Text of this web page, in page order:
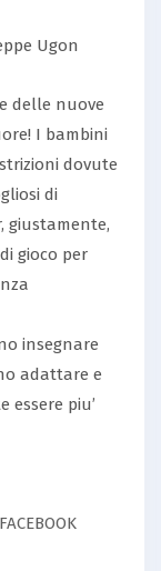
Ugon
delle nuove
I bambini
dovute
di
giustamente,
gioco per
insegnare
adattare e
essere piu’